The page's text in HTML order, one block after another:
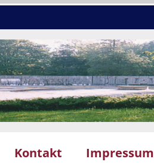
Kontakt Impressum